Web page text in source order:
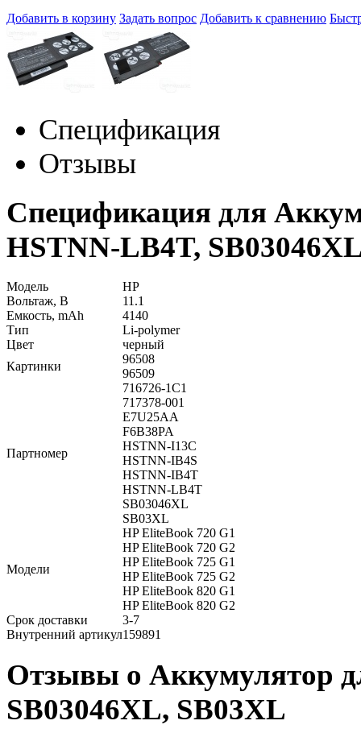
Добавить в корзину Задать вопрос Добавить к сравнению
Спецификация
Отзывы
Спецификация для
HSTNN-LB4T,
Модель
HP
Вольтаж, В
11.1
Емкость, mAh
4140
Тип
Li-polymer
Цвет
черный
Картинки
96508
96509
Партномер
716726-1C1
717378-001
E7U25AA
F6B38PA
HSTNN-I13C
HSTNN-IB4S
HSTNN-IB4T
HSTNN-LB4T
SB03046XL
SB03XL
Модели
HP EliteBook 720 G1
HP EliteBook 720 G2
HP EliteBook 725 G1
HP EliteBook 725 G2
HP EliteBook 820 G1
HP EliteBook 820 G2
Срок доставки
3-7
Внутренний артикул159891
Отзывы о Аккумулятор
SB03046XL, SB03XL